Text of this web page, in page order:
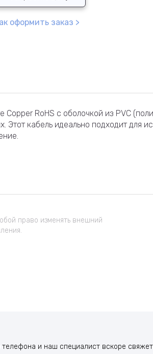
оформить заказ >
Copper RoHS с оболочкой из PVC
кабель идеально подходит для
право изменять внешний
и наш специалист вскоре